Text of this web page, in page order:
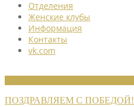
Отделения
Женские клубы
Информация
Контакты
vk.com
ПОЗДРАВЛЯЕМ С ПОБЕДОЙ!